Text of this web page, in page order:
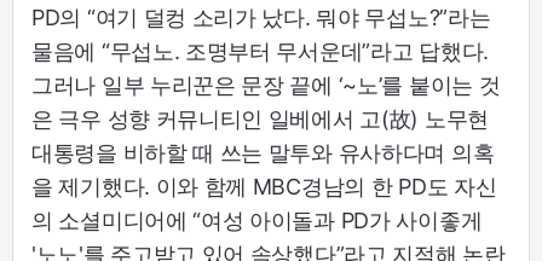
PD의 “여기 덜컹 소리가 났다. 뭐야 무섭노?”라는
물음에 “무섭노. 조명부터 무서운데”라고 답했다.
그러나 일부 누리꾼은 문장 끝에 ‘~노’를 붙이는 것
은 극우 성향 커뮤니티인 일베에서 고(故) 노무현
대통령을 비하할 때 쓰는 말투와 유사하다며 의혹
을 제기했다. 이와 함께 MBC경남의 한 PD도 자신
의 소셜미디어에 “여성 아이돌과 PD가 사이좋게
'노노'를 주고받고 있어 속상했다”라고 지적해 논란